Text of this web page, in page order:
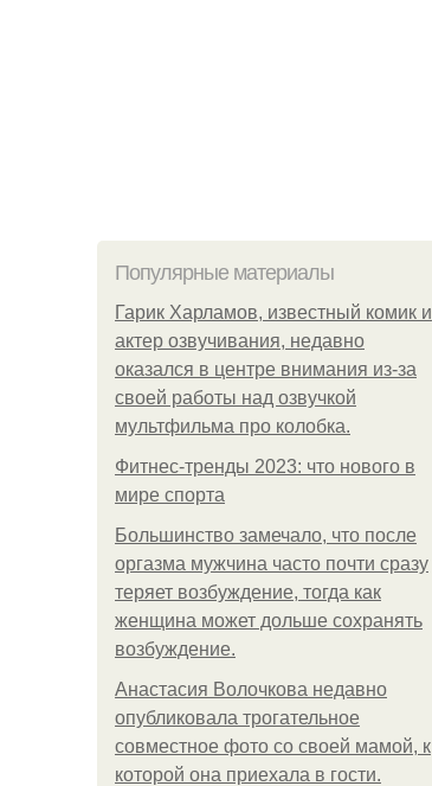
Популярные материалы
Гарик Харламов, известный комик и
актер озвучивания, недавно
оказался в центре внимания из-за
своей работы над озвучкой
мультфильма про колобка.
Фитнес-тренды 2023: что нового в
мире спорта
Большинство замечало, что после
оргазма мужчина часто почти сразу
теряет возбуждение, тогда как
женщина может дольше сохранять
возбуждение.
Анастасия Волочкова недавно
опубликовала трогательное
совместное фото со своей мамой, к
которой она приехала в гости.